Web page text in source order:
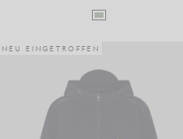
NEU EINGETROFFEN